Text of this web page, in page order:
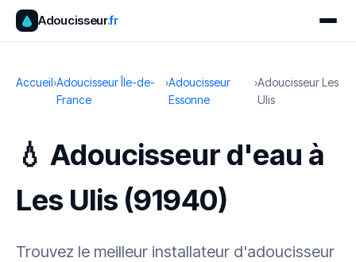
Adoucisseur.fr
Accueil›Adoucisseur Île-de-
France
›Adoucisseur
Essonne
›Adoucisseur Les
Ulis
💧 Adoucisseur d'eau à
Les Ulis (91940)
Trouvez le meilleur installateur d'adoucisseur